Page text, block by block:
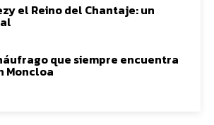
el Reino del Chantaje: un
que siempre encuentra
Moncloa